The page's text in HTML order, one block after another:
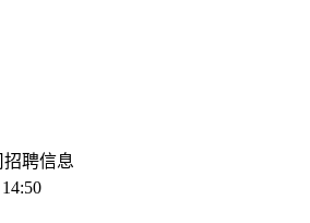
聘信息